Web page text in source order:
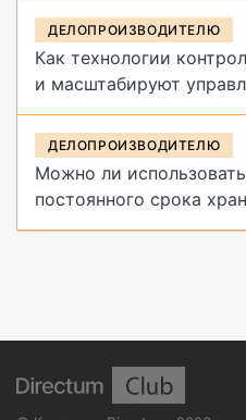
ДЕЛОПРОИЗВОДИТЕЛЮ
Как технологии
и масштабируют
ДЕЛОПРОИЗВОДИТЕЛЮ
Можно ли
постоянного срока